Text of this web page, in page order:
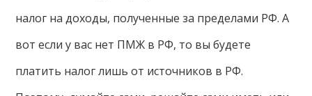
налог на доходы, полученные за пределами РФ. А
вот если у вас нет ПМЖ в РФ, то вы будете
платить налог лишь от источников в РФ.